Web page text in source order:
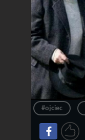
#ojciec